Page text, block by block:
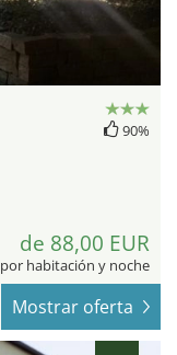
90%
de 88,00 EUR
por habitación y noche
Mostrar oferta